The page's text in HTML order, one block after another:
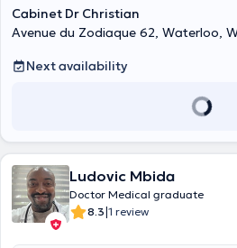
expert and advisor to the office of the
Kinshasa during the management of
receives his patients in French or English
electrocardiogram, blood test and
clean practice and does not hesitate to
Cabinet Dr Christian
Avenue du Zodiaque 62, Waterloo,
Next availability
Ludovic Mbida
Doctor Medical graduate
8.3|1 review